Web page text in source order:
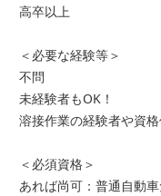
高卒以上
＜必要な経験等＞
不問
未経験者もOK！
溶接作業の経験者や資
＜必須資格＞
あれば尚可：普通自動車